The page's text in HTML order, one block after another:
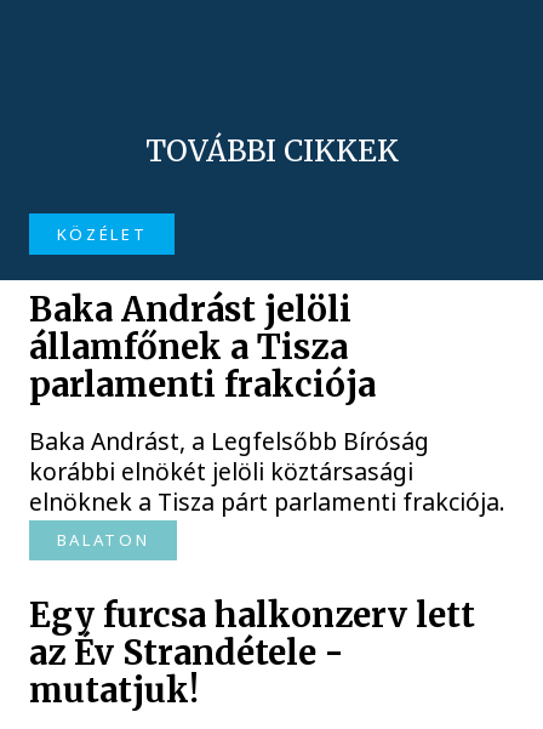
TOVÁBBI CIKKEK
KÖZÉLET
Baka Andrást jelöli
államfőnek a Tisza
parlamenti frakciója
Baka Andrást, a Legfelsőbb Bíróság
korábbi elnökét jelöli köztársasági
elnöknek a Tisza párt parlamenti frakciója.
BALATON
Egy furcsa halkonzerv lett
az Év Strandétele -
mutatjuk!